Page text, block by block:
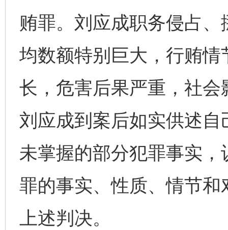
贿罪。刘应成职务侵占
均数额特别巨大，行贿
长，危害后果严重，社
刘应成到案后如实供述
未掌握的部分犯罪事实
罪的事实、性质、情节
上述判决。